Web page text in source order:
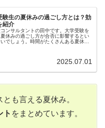
験生の夏休みの過ごし方とは？効
紹介
ンサルタントの田中です。大学受験を
休みの過ごし方が合否に影響するとい
でしょう。時間がたくさんある夏休み
2025.07.01
も言える夏休み。
ト をまとめています。